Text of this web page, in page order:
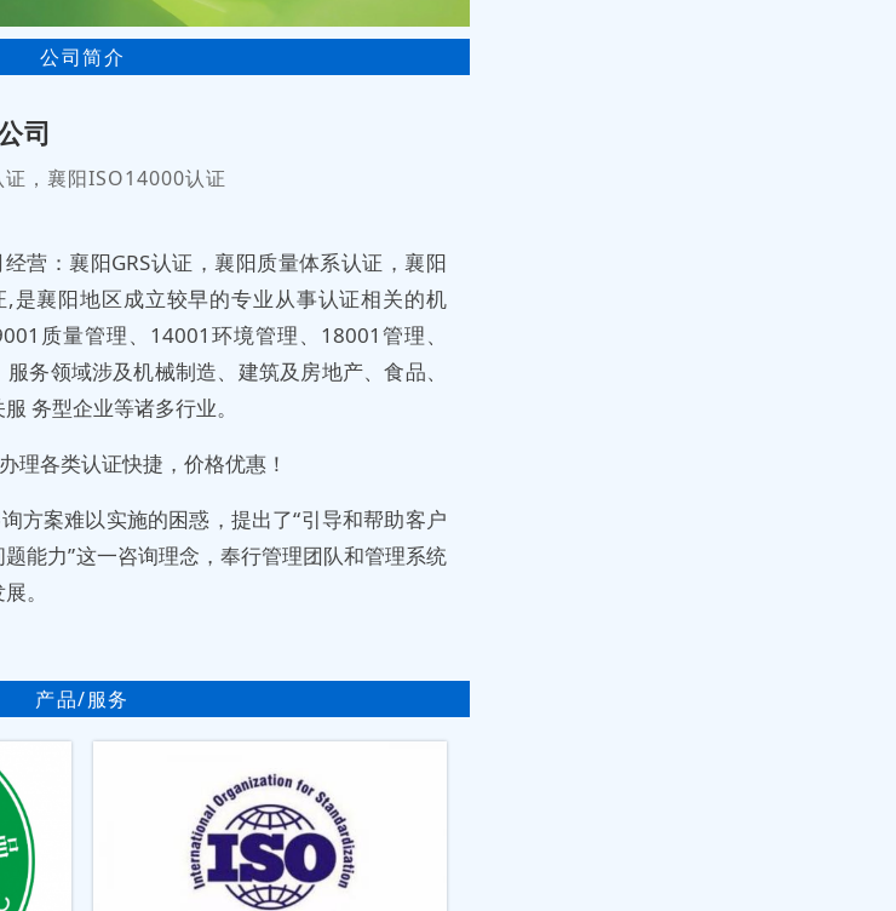
公司简介
司
，襄阳ISO14000认证
营：襄阳GRS认证，襄阳质量体系认证，襄阳
是襄阳地区成立较早的专业从事认证相关的机
质量管理、14001环境管理、18001管理、
务领域涉及机械制造、建筑及房地产、食品、
务型企业等诸多行业。
理各类认证快捷，价格优惠！
方案难以实施的困惑，提出了“引导和帮助客户
能力”这一咨询理念，奉行管理团队和管理系统
。
产品/服务